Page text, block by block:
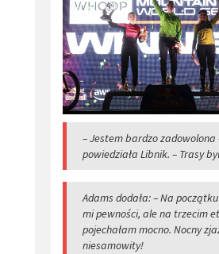
– Jestem bardzo zadowolona
powiedziała Libnik. – Trasy
Adams dodała: – Na
mi pewności, ale na trzecim
pojechałam mocno. Nocny
niesamowity!